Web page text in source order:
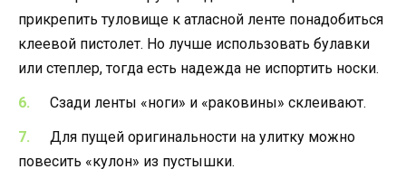
прикрепить туловище к атласной ленте понадобиться
клеевой пистолет. Но лучше использовать булавки
или степлер, тогда есть надежда не испортить носки.
Сзади ленты «ноги» и «раковины» склеивают.
Для пущей оригинальности на улитку можно
повесить «кулон» из пустышки.